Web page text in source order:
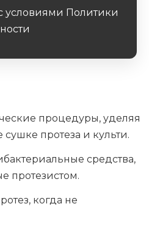
условиями Политики
процедуры, уделяя
протеза и культи.
средства,
протезистом.
когда не